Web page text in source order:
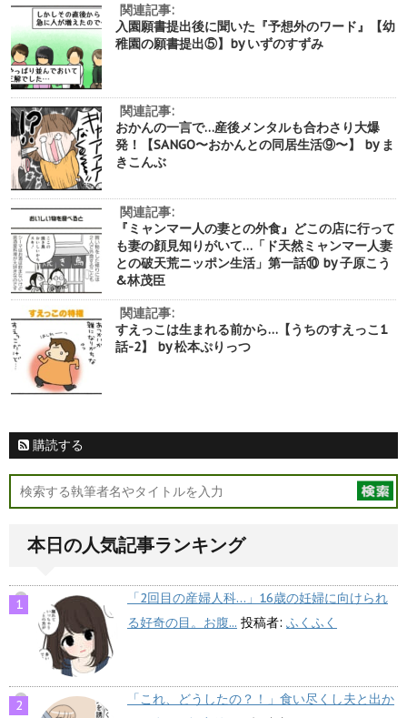
関連記事:
入園願書提出後に聞いた『予想外のワード』【幼
稚園の願書提出⑤】by いずのすずみ
関連記事:
おかんの一言で…産後メンタルも合わさり大爆
発！【SANGO〜おかんとの同居生活⑨〜】 by ま
きこんぶ
関連記事:
『ミャンマー人の妻との外食』どこの店に行って
も妻の顔見知りがいて…「ド天然ミャンマー人妻
との破天荒ニッポン生活」第一話⑩ by 子原こう
&林茂臣
関連記事:
すえっこは生まれる前から…【うちのすえっこ1
話-2】 by 松本ぷりっつ
購読する
本日の人気記事ランキング
「2回目の産婦人科…」16歳の妊婦に向けられ
る好奇の目。お腹... 投稿者: ふくふく
「これ、どうしたの？！」食い尽くし夫と出か